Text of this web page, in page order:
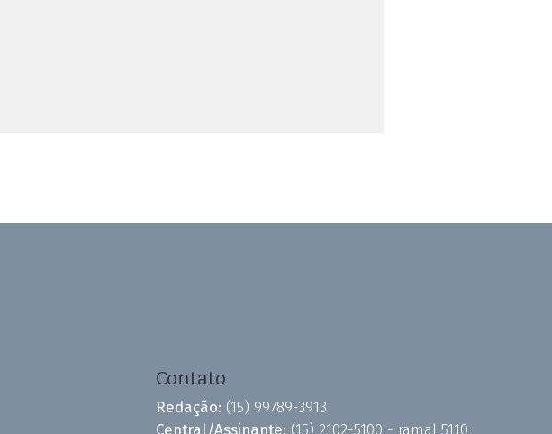
Contato
Redação: (15) 99789-3913
Central/Assinante: (15) 2102-5100 - ramal 5110